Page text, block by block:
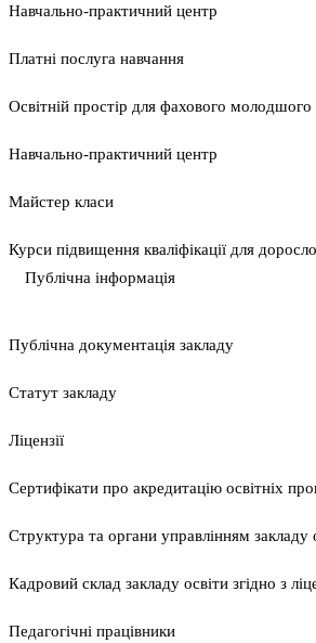
Навчально-практичний центр
Платні послуга навчання
Освітній простір для фахового молодшого
Навчально-практичний центр
Майстер класи
Курси підвищення кваліфікації для
Публічна інформація
Публічна документація закладу
Статут закладу
Ліцензії
Сертифікати про акредитацію освітніх
Структура та органи управлінням закладу
Кадровий склад закладу освіти згідно з
Педагогічні працівники